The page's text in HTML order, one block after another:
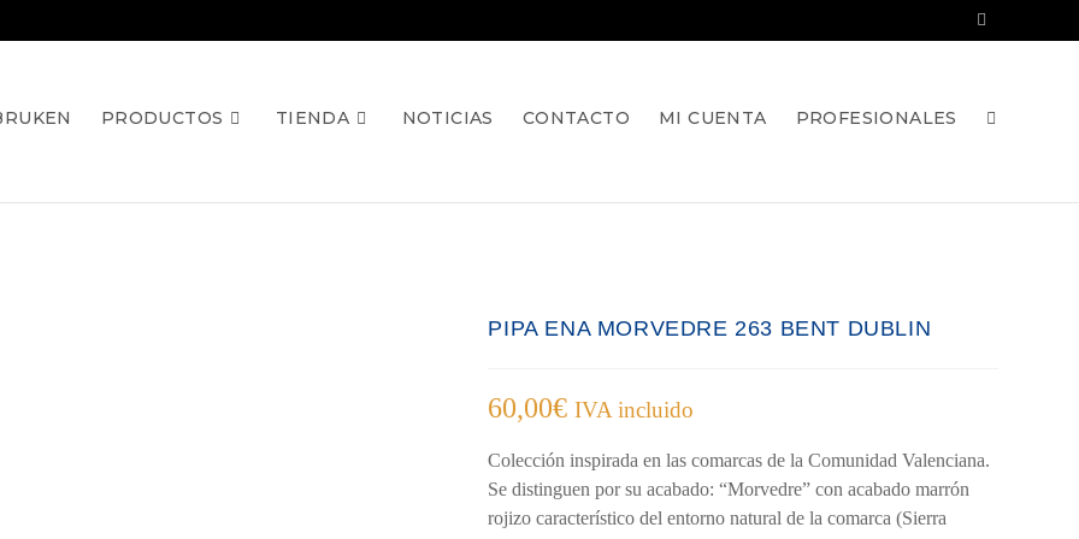
PRODUCTOS TIENDA NOTICIAS CONTACTO MI CUENTA PROFESIONALES
PIPA ENA MORVEDRE 263 BENT DUBLIN
60,00€ IVA incluido
Colección inspirada en las comarcas de la Comunidad Valenciana.
Se distinguen por su acabado: “Morvedre” con acabado marrón
rojizo característico del entorno natural de la comarca (Sierra